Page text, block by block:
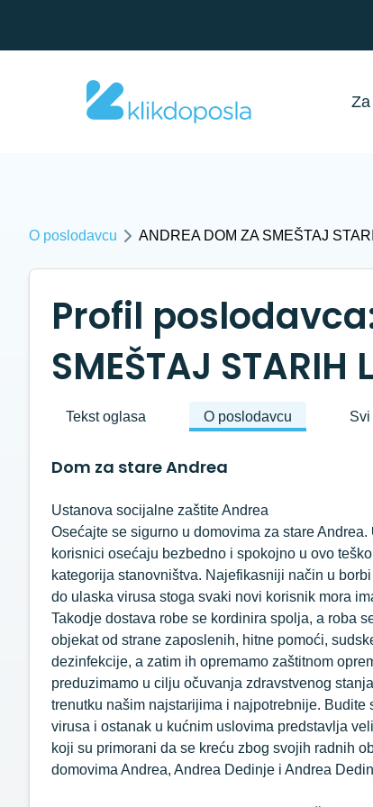
O poslodavcu ANDREA DOM ZA SMEŠTAJ
Profil poslodavca:
SMEŠTAJ STARIH
Tekst oglasa O poslodavcu
Dom za stare Andrea
Ustanova socijalne zaštite Andrea
Osećajte se sigurno u domovima za stare Andrea.
korisnici osećaju bezbedno i spokojno u ovo
kategorija stanovništva. Najefikasniji način u
do ulaska virusa stoga svaki novi korisnik mora
Takodje dostava robe se kordinira spolja, a roba
objekat od strane zaposlenih, hitne pomoći,
dezinfekcije, a zatim ih opremamo zaštitnom
preduzimamo u cilju očuvanja zdravstvenog
trenutku našim najstarijima i najpotrebnije.
virusa i ostanak u kućnim uslovima predstavlja
koji su primorani da se kreću zbog svojih radnih
domovima Andrea, Andrea Dedinje i Andrea